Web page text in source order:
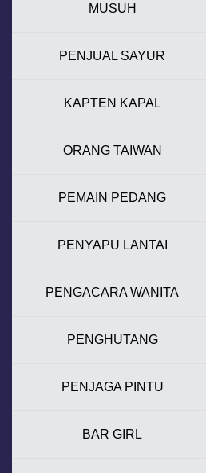
MUSUH
PENJUAL SAYUR
KAPTEN KAPAL
ORANG TAIWAN
PEMAIN PEDANG
PENYAPU LANTAI
PENGACARA WANITA
PENGHUTANG
PENJAGA PINTU
BAR GIRL